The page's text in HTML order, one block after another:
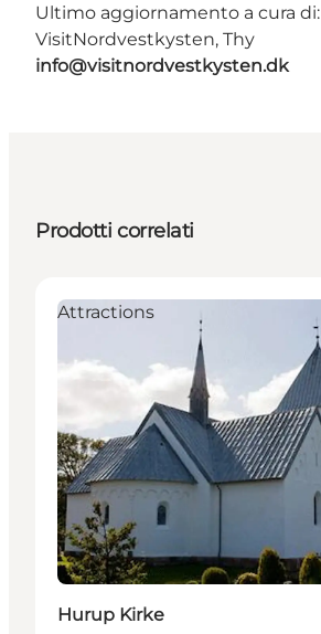
Ultimo aggiornamento a cura di:
VisitNordvestkysten, Thy
info@visitnordvestkysten.dk
Prodotti correlati
Attractions
Hurup Kirke